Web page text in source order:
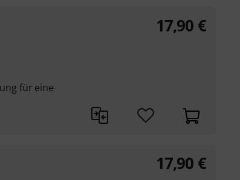
für eine
17,90 €
17,90 €